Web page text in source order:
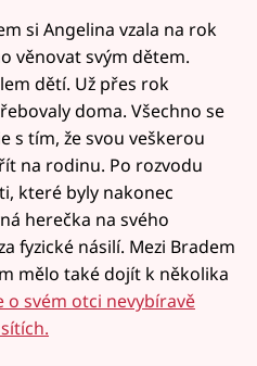
si Angelina vzala na rok
věnovat svým dětem.
dětí. Už přes rok
doma. Všechno se
s tím, že svou veškerou
na rodinu. Po rozvodu
které byly nakonec
herečka na svého
fyzické násilí. Mezi Bradem
mělo také dojít k několika
o svém otci nevybíravě